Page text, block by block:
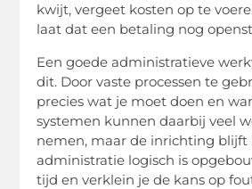
kwijt, vergeet kosten op te
laat dat een betaling nog
Een goede administratieve
dit. Door vaste processen te
precies wat je moet doen en
systemen kunnen daarbij veel
nemen, maar de inrichting blijft
administratie logisch is
tijd en verklein je de kans op